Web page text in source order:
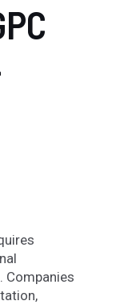
Companies